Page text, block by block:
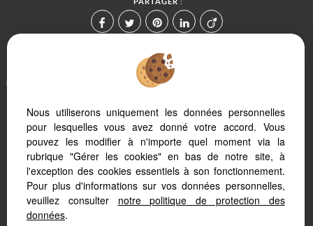
Afin de vous offrir un confort de lecture permanent, depuis votre PC,
votre tablette ou votre smartphone, notre site s'adapte
Logiciel de transaction
Site internet immobilier
Référencement immobilier
Nous utiliserons uniquement les données personnelles
pour lesquelles vous avez donné votre accord. Vous
pouvez les modifier à n'importe quel moment via la
rubrique "Gérer les cookies" en bas de notre site, à
l'exception des cookies essentiels à son fonctionnement.
Pour plus d'informations sur vos données personnelles,
veuillez consulter notre politique de protection des
données.